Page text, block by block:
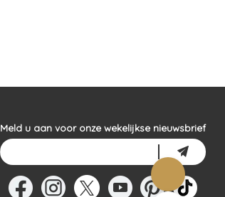
Meld u aan voor onze wekelijkse nieuwsbrief